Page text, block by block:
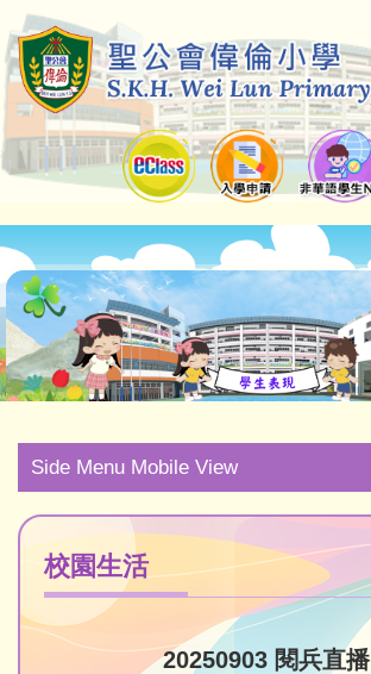
Side Menu Mobile View
校園生活
20250903 閱兵直播